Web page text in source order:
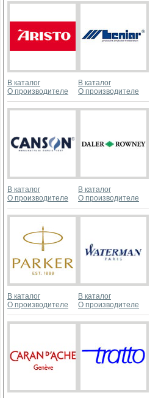
В каталог
О производителе
В каталог
О производителе
В каталог
О производителе
В каталог
О производителе
В каталог
О производителе
В каталог
О производителе